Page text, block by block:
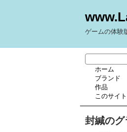
ゲームの体験
ホーム
ブランド
作品
このサイ
封緘のグ